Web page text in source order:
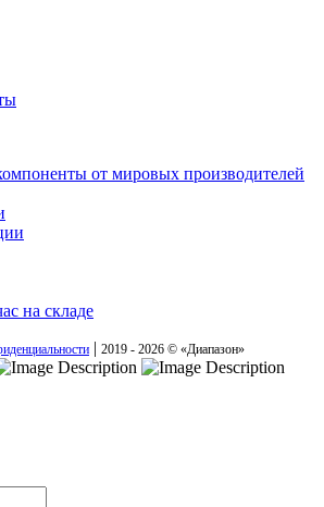
от мировых производителей
на складе
| 2019 - 2026 © «Диапазон»